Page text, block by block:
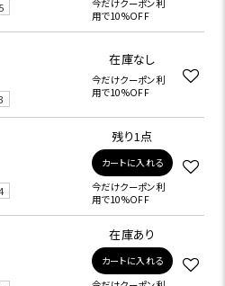
今だけクーポン利
用で10%OFF
在庫なし
今だけクーポン利
用で10%OFF
残り1点
カートに入れる
今だけクーポン利
用で10%OFF
在庫あり
カートに入れる